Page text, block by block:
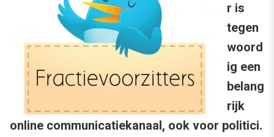
r is
tegen
woord
ig een
belang
rijk
online communicatiekanaal, ook voor politici.